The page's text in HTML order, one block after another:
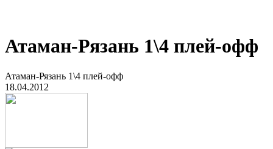
Атаман-Рязань 1\4 плей-офф
Атаман-Рязань 1\4 плей-офф
18.04.2012